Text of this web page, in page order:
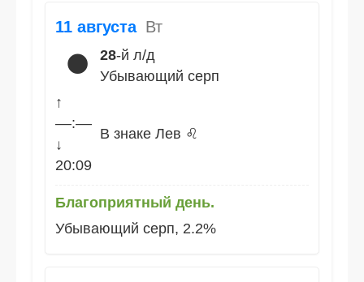
11 августа Вт
🌑 28-й л/д
Убывающий серп
↑
––:––
↓
20:09
В знаке Лев ♌
Благоприятный день.
Убывающий серп, 2.2%